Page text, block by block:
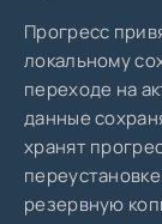
Прогресс
локальному
переходе на
данные
хранят
резервную